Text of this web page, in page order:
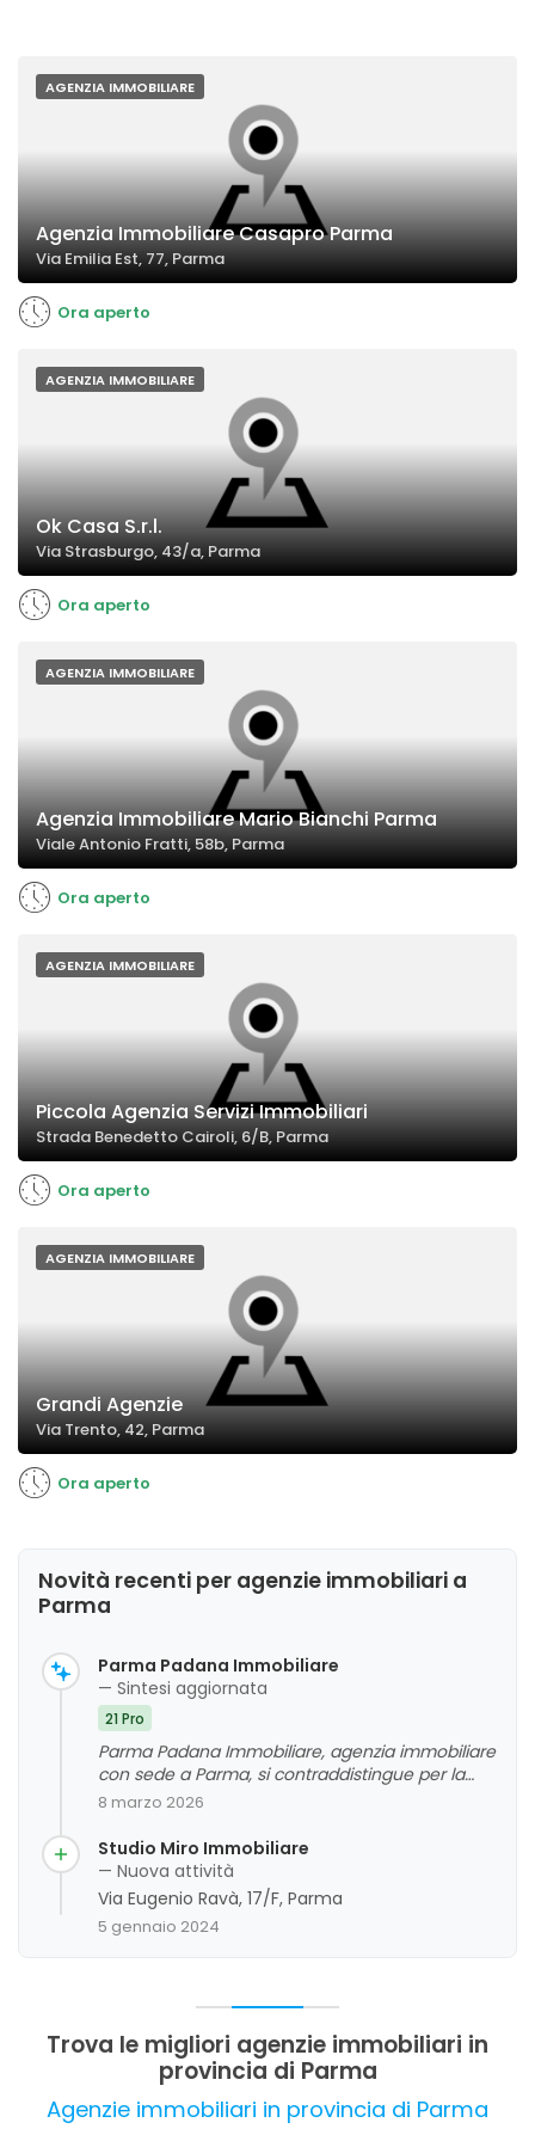
AGENZIA IMMOBILIARE
Agenzia Immobiliare Casapro Parma
Via Emilia Est, 77, Parma
Ora aperto
AGENZIA IMMOBILIARE
Ok Casa S.r.l.
Via Strasburgo, 43/a, Parma
Ora aperto
AGENZIA IMMOBILIARE
Agenzia Immobiliare Mario Bianchi Parma
Viale Antonio Fratti, 58b, Parma
Ora aperto
AGENZIA IMMOBILIARE
Piccola Agenzia Servizi Immobiliari
Strada Benedetto Cairoli, 6/B, Parma
Ora aperto
AGENZIA IMMOBILIARE
Grandi Agenzie
Via Trento, 42, Parma
Ora aperto
Novità recenti per agenzie immobiliari a
Parma
Parma Padana Immobiliare
— Sintesi aggiornata
21 Pro
Parma Padana Immobiliare, agenzia immobiliare
con sede a Parma, si contraddistingue per la
professionalità, la disponibilità e la cortesia del
Gianmaria. I clienti apprezzano la competenza,
la capacità di seguire con attenzione le pratiche
e la capacità di instaurare rapporti di fiducia,
rendendo l'esperienza di acquisto e vendita
molto positiva. L'agenzia si distingue anche per
esigenze della clientela.
8 marzo 2026
Studio Miro Immobiliare
— Nuova attività
Via Eugenio Ravà, 17/F, Parma
5 gennaio 2024
Trova le migliori agenzie immobiliari in
provincia di Parma
Agenzie immobiliari in provincia di Parma